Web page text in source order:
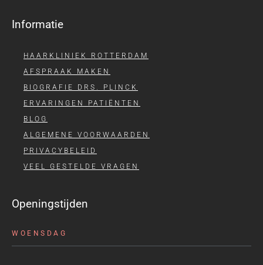
Informatie
HAARKLINIEK ROTTERDAM
AFSPRAAK MAKEN
BIOGRAFIE DRS. PLINCK
ERVARINGEN PATIËNTEN
BLOG
ALGEMENE VOORWAARDEN
PRIVACYBELEID
VEEL GESTELDE VRAGEN
Openingstijden
WOENSDAG